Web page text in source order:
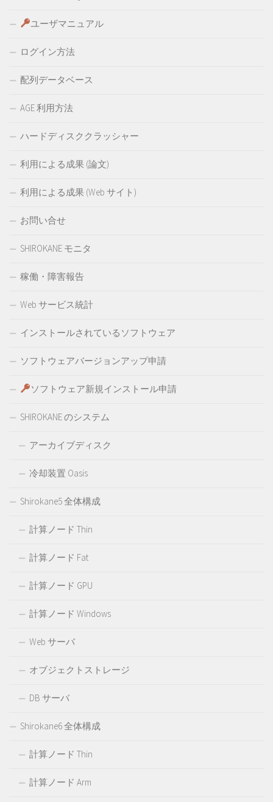
ユーザマニュアル
ログイン方法
配列データベース
AGE 利用方法
ハードディスククラッシャー
利用による成果 (論文)
利用による成果 (Web サイト)
お問い合せ
SHIROKANE モニタ
稼働・障害報告
Web サービス統計
インストールされているソフトウェア
ソフトウェアバージョンアップ申請
ソフトウェア新規インストール申請
SHIROKANE のシステム
アーカイブディスク
冷却装置 Oasis
Shirokane5 全体構成
計算ノード Thin
計算ノード Fat
計算ノード GPU
計算ノード Windows
Web サーバ
オブジェクトストレージ
DB サーバ
Shirokane6 全体構成
計算ノード Thin
計算ノード Arm